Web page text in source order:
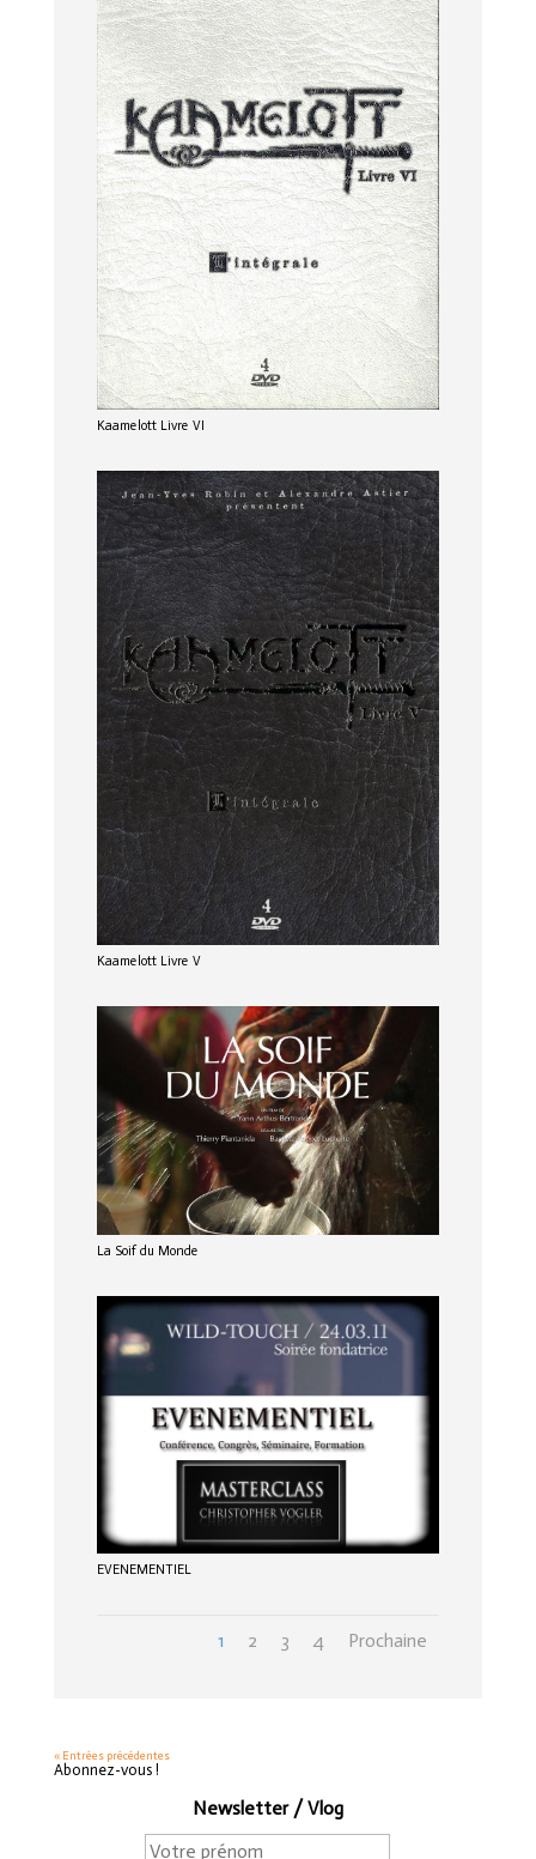
Kaamelott Livre VI
Kaamelott Livre V
La Soif du Monde
EVENEMENTIEL
1 2 3 4 Prochaine
« Entrées précédentes
Abonnez-vous !
Newsletter / Vlog